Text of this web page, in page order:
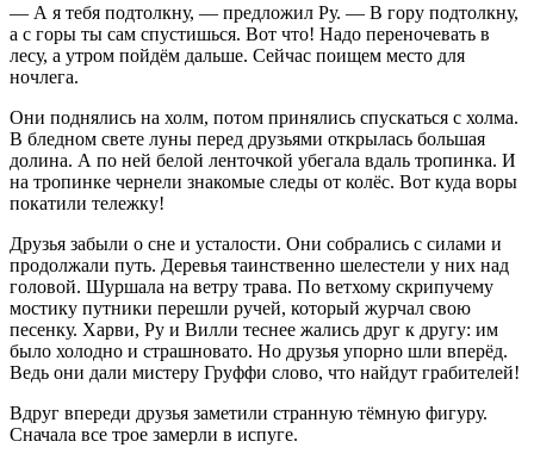
— А я тебя подтолкну, — предложил Ру. — В гору подтолкну,
а с горы ты сам спустишься. Вот что! Надо переночевать в
лесу, а утром пойдём дальше. Сейчас поищем место для
ночлега.
Они поднялись на холм, потом принялись спускаться с холма.
В бледном свете луны перед друзьями открылась большая
долина. А по ней белой ленточкой убегала вдаль тропинка. И
на тропинке чернели знакомые следы от колёс. Вот куда воры
покатили тележку!
Друзья забыли о сне и усталости. Они собрались с силами и
продолжали путь. Деревья таинственно шелестели у них над
головой. Шуршала на ветру трава. По ветхому скрипучему
мостику путники перешли ручей, который журчал свою
песенку. Харви, Ру и Вилли теснее жались друг к другу: им
было холодно и страшновато. Но друзья упорно шли вперёд.
Ведь они дали мистеру Груффи слово, что найдут грабителей!
Вдруг впереди друзья заметили странную тёмную фигуру.
Сначала все трое замерли в испуге.